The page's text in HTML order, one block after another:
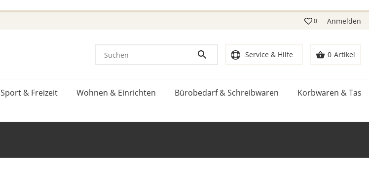
0 Anmelden
Service & Hilfe 0 Artikel
Sport & Freizeit Wohnen & Einrichten Bürobedarf & Schreibwaren Korbwaren &